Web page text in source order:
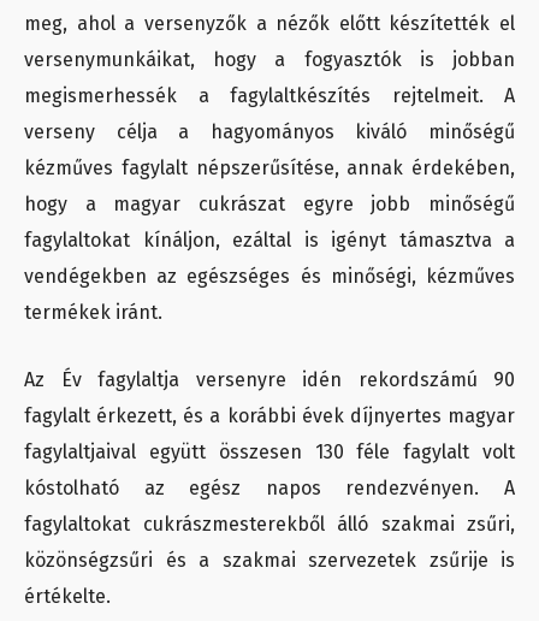
meg, ahol a versenyzők a nézők előtt készítették el
versenymunkáikat, hogy a fogyasztók is jobban
megismerhessék a fagylaltkészítés rejtelmeit. A
verseny célja a hagyományos kiváló minőségű
kézműves fagylalt népszerűsítése, annak érdekében,
hogy a magyar cukrászat egyre jobb minőségű
fagylaltokat kínáljon, ezáltal is igényt támasztva a
vendégekben az egészséges és minőségi, kézműves
termékek iránt.
Az Év fagylaltja versenyre idén rekordszámú 90
fagylalt érkezett, és a korábbi évek díjnyertes magyar
fagylaltjaival együtt összesen 130 féle fagylalt volt
kóstolható az egész napos rendezvényen. A
fagylaltokat cukrászmesterekből álló szakmai zsűri,
közönségzsűri és a szakmai szervezetek zsűrije is
értékelte.